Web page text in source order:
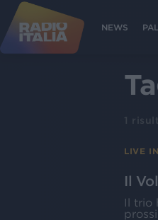
NEWS
1
LIVE
Il
Il trio